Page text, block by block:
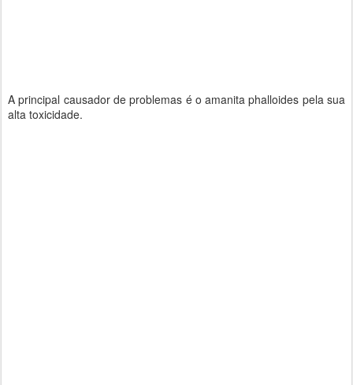
A principal causador de problemas é o amanita phalloides pela sua
alta toxicidade.